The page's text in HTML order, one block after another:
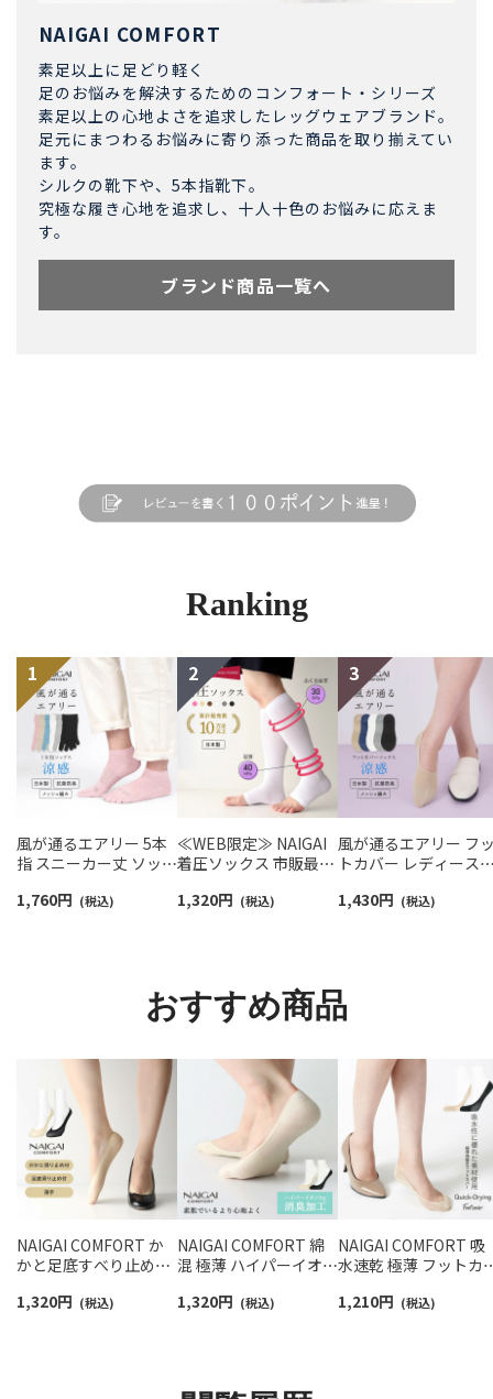
NAIGAI COMFORT
素足以上に足どり軽く
足のお悩みを解決するためのコンフォート・シリーズ
素足以上の心地よさを追求したレッグウェアブランド。
足元にまつわるお悩みに寄り添った商品を取り揃えてい
ます。
シルクの靴下や、5本指靴下。
究極な履き心地を追求し、十人十色のお悩みに応えま
す。
ブランド商品一覧へ
Ranking
風が通るエアリー 5本
指 スニーカー丈 ソック
抗菌防臭 NAIGAI
1,760円 (税込)
≪WEB限定≫ NAIGAI
着圧ソックス 市販最強
階圧力設計 強圧 足首
1,320円 (税込)
風が通るエアリー フ
トカバー レディース
03022420
1,430円 (税込)
おすすめ商品
NAIGAI COMFORT か
かと足底すべり止め付
ックス レディース
1,320円 (税込)
NAIGAI COMFORT 綿
混 極薄 ハイパーイオン
きフットカバー 足底メ
1,320円 (税込)
NAIGAI COMFORT 吸
水速乾 極薄 フットカ
め付 レディース
1,210円 (税込)